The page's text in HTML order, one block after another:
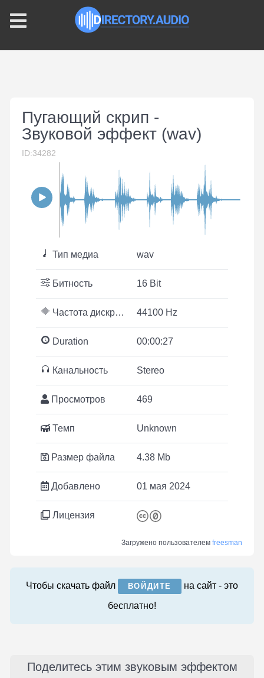
Пугающий скрип -
Звуковой эффект (wav)
ID:34282
Тип медиа wav
Битность 16 Bit
Частота дискретизации 44100 Hz
Duration 00:00:27
Канальность Stereo
Просмотров 469
Темп Unknown
Размер файла 4.38 Mb
Добавлено 01 мая 2024
Лицензия
Загружено пользователем freesman
Чтобы скачать файл ВОЙДИТЕ
на сайт - это
бесплатно!
Поделитесь этим звуковым эффектом